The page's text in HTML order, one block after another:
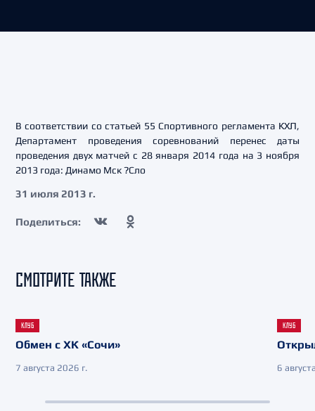
В соответствии со статьей 55 Спортивного регламента КХЛ,
Департамент проведения соревнований перенес даты
проведения двух матчей с 28 января 2014 года на 3 ноября
2013 года: Динамо Мск ?Сло
31 июля 2013 г.
Поделиться:
СМОТРИТЕ ТАКЖЕ
КЛУБ
Обмен с ХК «Сочи»
7 августа 2026 г.
КЛУБ
6